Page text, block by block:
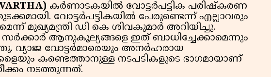
കർണാടകയിൽ വോട്ടർപട്ടിക പരിഷ്‌കരണ
വോട്ടർപട്ടികയിൽ പേരുണ്ടെന്ന് എല്ലാവരും
മുഖ്യമന്ത്രി ഡി കെ ശിവകുമാർ അറിയിച്ചു.
ആനുകൂല്യങ്ങളെ ഇത് ബാധിച്ചേക്കാമെന്നും
വ്യാജ വോട്ടർമാരെയും അനർഹരായ
കണ്ടെത്താനുള്ള നടപടികളുടെ ഭാഗമായാണ്
നടത്തുന്നത്.